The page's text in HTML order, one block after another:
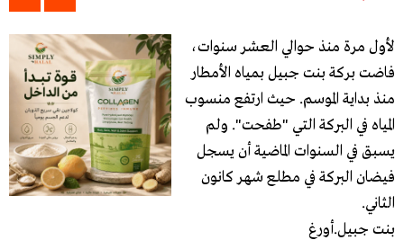
لأول مرة منذ حوالي العشر سنوات،
فاضت بركة بنت جبيل بمياه الأمطار
منذ بداية الموسم. حيث ارتفع منسوب
المياه في البركة التي "طفحت". ولم
يسبق في السنوات الماضية أن يسجل
فيضان البركة في مطلع شهر كانون
الثاني.
بنت جبيل.أورغ